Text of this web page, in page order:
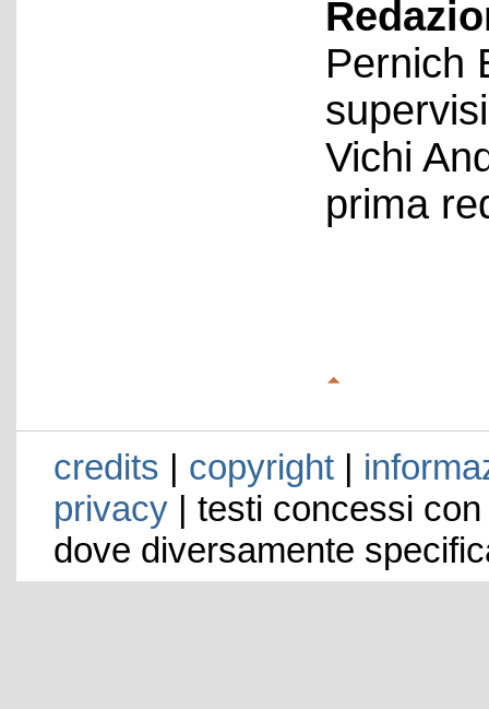
Pernich
Vichi
prima
credits | copyright|
privacy| testi concessi
dove diversamente